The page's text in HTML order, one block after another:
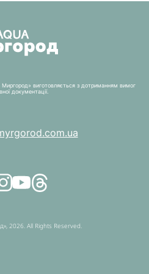
2026. All Rights Reserved.
виготовляється з дотриманням вимог
документації.